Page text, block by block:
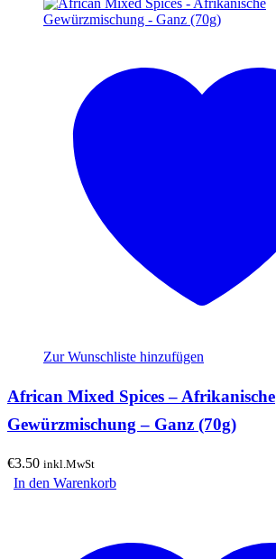
Zur Wunschliste hinzufügen
African Mixed Spices – Afrikanische
Gewürzmischung – Ganz (70g)
€3.50 inkl.MwSt
In den Warenkorb